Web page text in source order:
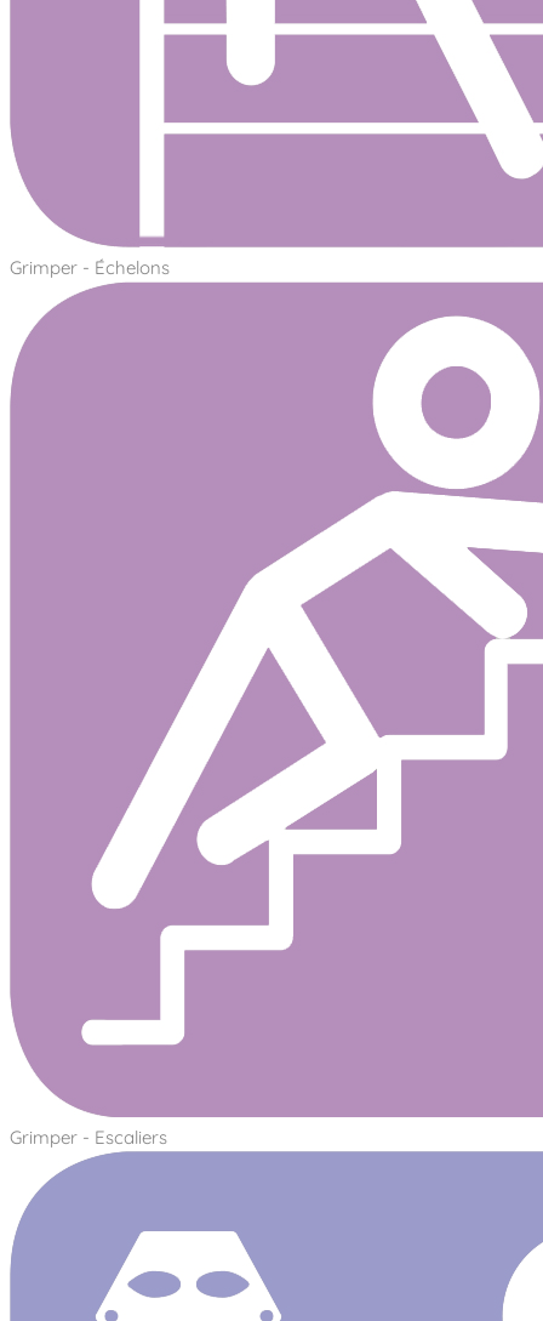
Grimper - Échelons
Grimper - Escaliers